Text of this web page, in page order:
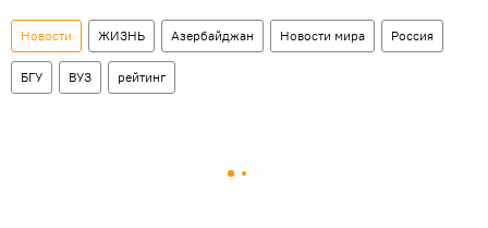
Новости ЖИЗНЬ Азербайджан Новости мира Россия
БГУ ВУЗ рейтинг